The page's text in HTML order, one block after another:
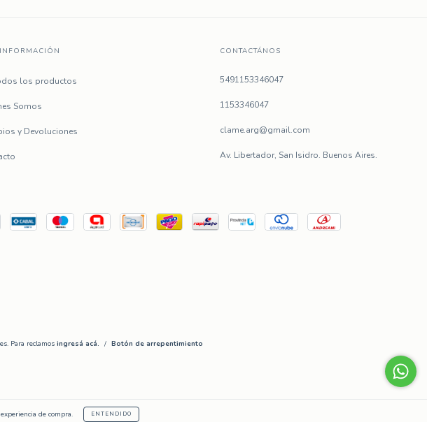
de compra. ENTENDIDO
los productos
Somos
y Devoluciones
CONTACTÁNOS
5491153346047
1153346047
clame.arg@gmail.com
Av. Libertador, San Isidro. Buenos Aires.
Para reclamos ingresá acá. / Botón de arrepentimiento